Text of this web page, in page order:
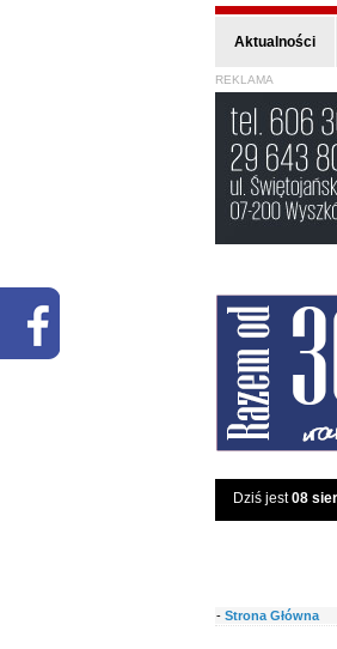
Aktualności
REKLAMA
Dziś jest08
- Strona Główna